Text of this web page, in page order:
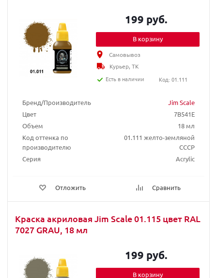
Бренд/Производитель
Jim Scale
Цвет
7B541E
Объем
18 мл
Код оттенка по
производителю
01.111 желто-земляной
СССР
Серия
Acrylic
Отложить Сравнить
199 руб.
В корзину
Самовывоз
Курьер, ТК
Есть в наличии
Код: 01.111
Краска акриловая Jim Scale 01.115 цвет RAL
7027 GRAU, 18 мл
199 руб.
В корзину